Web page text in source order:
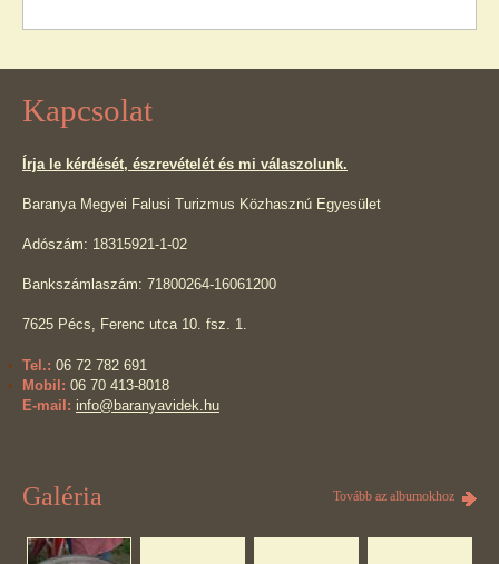
Kapcsolat
Írja le kérdését, észrevételét és mi válaszolunk.
Baranya Megyei Falusi Turizmus Közhasznú Egyesület
Adószám: 18315921-1-02
Bankszámlaszám: 71800264-16061200
7625 Pécs, Ferenc utca 10. fsz. 1.
Tel.: 06 72 782 691
Mobil: 06 70 413-8018
E-mail: info@baranyavidek.hu
Galéria Tovább az albumokhoz